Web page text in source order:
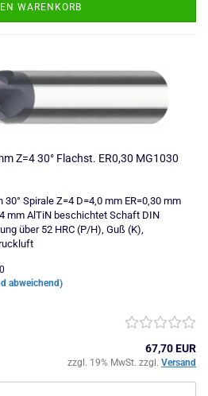
WARENKORB
Z=4 30° Flachst. ER0,30 MG1030
Spirale Z=4 D=4,0 mm ER=0,30 mm
mm AlTiN beschichtet Schaft DIN
über 52 HRC (P/H), Guß (K),
abweichend)
67,70 EUR
zzgl. 19% MwSt. zzgl. Versand